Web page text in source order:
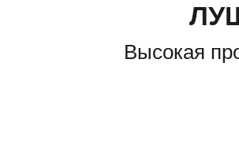
Высокая